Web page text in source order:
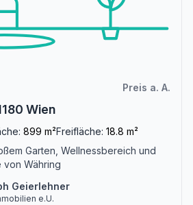
Preis a. A.
Wien
899 m²Freifläche: 18.8 m²
Garten, Wellnessbereich und
von Währing
Geierlehner
e.U.